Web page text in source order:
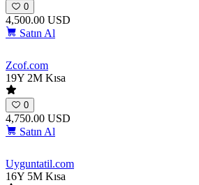
0
4,500.00 USD
Satın Al
Zcof.com
19Y 2M Kısa
0
4,750.00 USD
Satın Al
Uyguntatil.com
16Y 5M Kısa